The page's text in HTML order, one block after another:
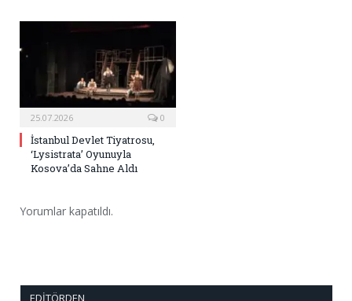
25.07.2026 0
İstanbul Devlet Tiyatrosu,
‘Lysistrata’ Oyunuyla
Kosova’da Sahne Aldı
Yorumlar kapatıldı.